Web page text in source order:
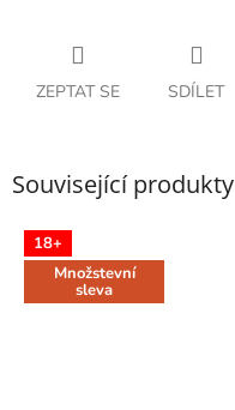
ZEPTAT SE SDÍLET
Související produkty
18+
Množstevní
sleva